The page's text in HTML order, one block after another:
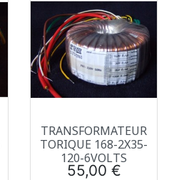
TRANSFORMATEUR
TORIQUE 168-2X35-
120-6VOLTS
Prix
55,00 €